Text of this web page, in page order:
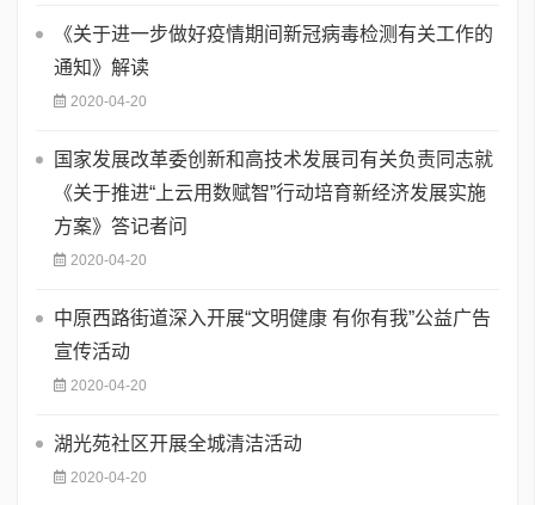
《关于进一步做好疫情期间新冠病毒检测有关工作的
通知》解读
2020-04-20
国家发展改革委创新和高技术发展司有关负责同志就
《关于推进“上云用数赋智”行动培育新经济发展实施
方案》答记者问
2020-04-20
中原西路街道深入开展“文明健康 有你有我”公益广告
宣传活动
2020-04-20
湖光苑社区开展全城清洁活动
2020-04-20